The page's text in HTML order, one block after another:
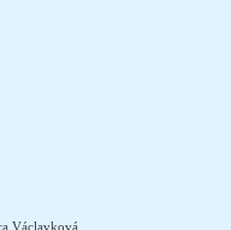
Václavková